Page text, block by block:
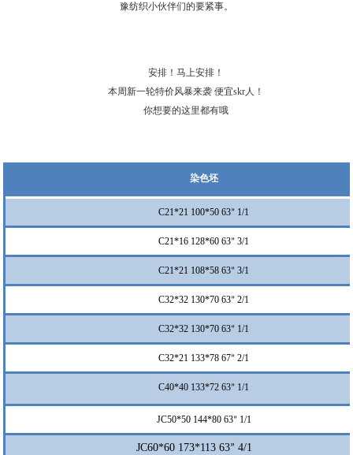
豫纺织小伙伴们的要紧事。
安排！马上安排！
本周新一轮特价风暴来袭 便宜skr人！
你想要的这里都有哦
染色坯
C21*21 100*50 63” 1/1
C21*16 128*60 63”3/1
C21*21 108*58 63”3/1
C32*32 130*70 63”2/1
C32*32 130*70 63” 1/1
C32*21 133*78 67”2/1
C40*40 133*72 63” 1/1
JC50*50 144*80 63” 1/1
JC60*60 173*113 63” 4/1